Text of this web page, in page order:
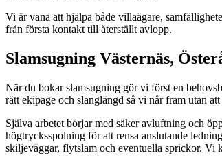
Vi är vana att hjälpa både villaägare,
från första kontakt till återställt avlopp.
Slamsugning Västernäs,
När du bokar slamsugning gör vi först en
rätt ekipage och slanglängd så vi når fram utan
Själva arbetet börjar med säker avluftning och
högtrycksspolning för att rensa anslutande
skiljeväggar, flytslam och eventuella sprickor. Vi